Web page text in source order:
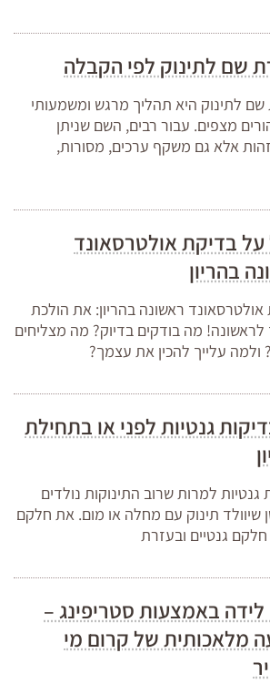
שם לתינוק לפי הקבלה
שם לתינוק היא תהליך מרגש ומשמעותי
מצפים. עבור רבים, השם שניתן
אלא גם משקף ערכים, מסורות,
על בדיקת אולטרסאונד
בהריון
ראשונה בהריון: את הולכת
מה בודקים בדיוק? מה מצליחים
עלייך להכין את עצמך?
גנטיות לפני או בתחילת
גנטיות למרות שרוב התינוקות נולדים
שיוולד תינוק עם מחלה או מום. את חלקם
גנטיים ובעזרת
לידה באמצעות סטריפינג –
מלאכותית של קרום מי